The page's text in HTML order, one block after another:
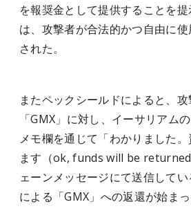
を報奨金として提供することを
は、攻撃者が合法的かつ自由に
された。
またペックシールドによると、
「GMX」に対し、イーサリアム
メモ欄を通じて「わかりました
ます（ok, funds will be
ェーンメッセージにて送信して
による「GMX」への返還が始まっ